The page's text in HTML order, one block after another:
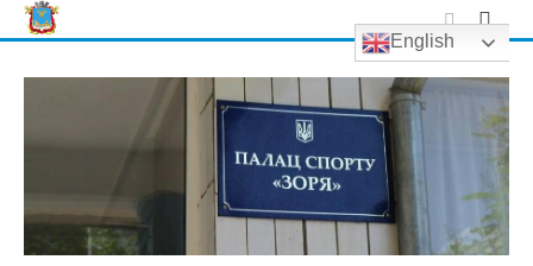
Skip
to
English